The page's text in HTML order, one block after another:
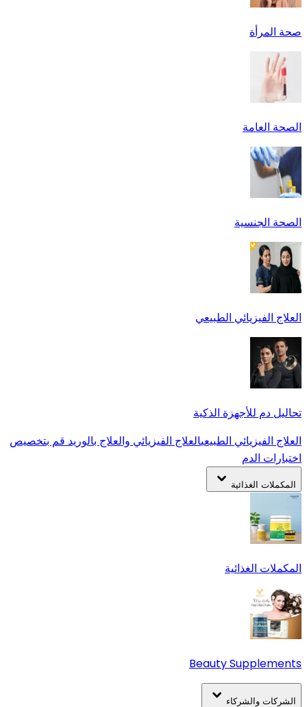
صحة المرأة
الصحة العامة
الصحة الجنسية
العلاج الفيزيائي الطبيعي
تحاليل دم للأجهزة الذكية
العلاج الفيزيائي الطبيعيالعلاج الفيزيائي والعلاج بالوريد قم بتخصيص
اختبارات الدم
المكملات الغذائية
المكملات الغذائية
Beauty Supplements
الشركات والشركاء